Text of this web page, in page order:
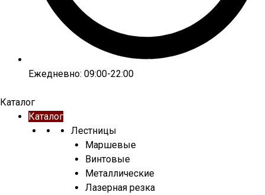
Ежедневно: 09:00-22:00
Каталог
Каталог
Лестницы
Маршевые
Винтовые
Металлические
Лазерная резка